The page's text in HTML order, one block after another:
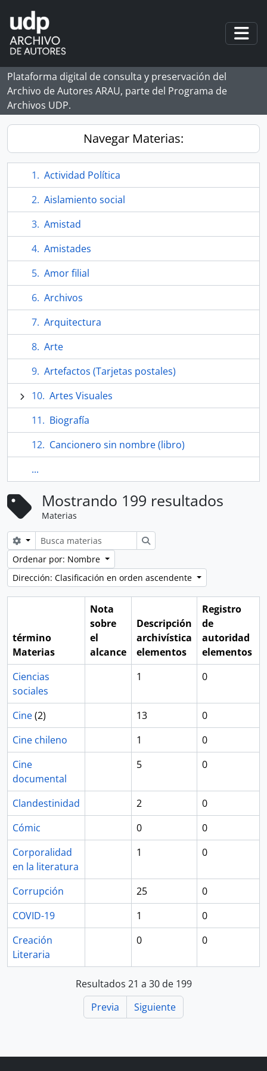
Skip to main content
Plataforma digital de consulta y preservación del
Archivo de Autores ARAU, parte del Programa de
Archivos UDP.
Navegar Materias:
Actividad Política
Aislamiento social
Amistad
Amistades
Amor filial
Archivos
Arquitectura
Arte
Artefactos (Tarjetas postales)
Artes Visuales
Biografía
Cancionero sin nombre (libro)
...
Mostrando 199 resultados
Materias
Search options
Búsqueda
Ordenar por: Nombre
Dirección: Clasificación en orden ascendente
término
Materias
Nota
sobre
el
alcance
Descripción
archivística
elementos
Registro
de
autoridad
elementos
Ciencias
sociales
1 0
Cine(2) 13
0
Cine chileno
1
0
Cine
documental
5 0
Clandestinidad 2
0
Cómic
0
0
Corporalidad
en la literatura
1 0
Corrupción 25
0
COVID-19
1
0
Creación
Literaria
0 0
Resultados 21 a 30 de 199
Previa
Siguiente